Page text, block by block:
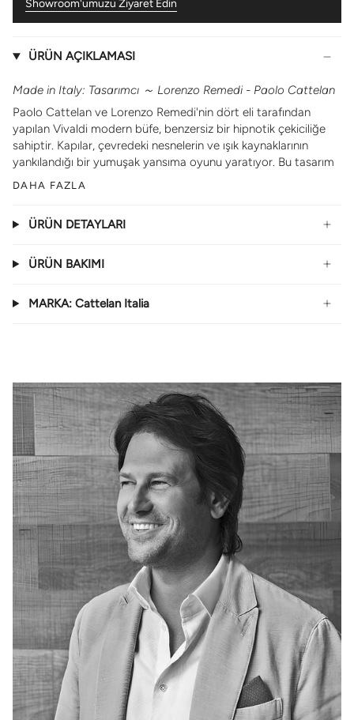
Showroom'umuzu Ziyaret Edin
ÜRÜN AÇIKLAMASI
Made in Italy: Tasarımcı ～ Lorenzo Remedi - Paolo Cattelan
Paolo Cattelan ve Lorenzo Remedi'nin dört eli tarafından
yapılan Vivaldi modern büfe, benzersiz bir hipnotik çekiciliğe
sahiptir. Kapılar, çevredeki nesnelerin ve ışık kaynaklarının
yankılandığı bir yumuşak yansıma oyunu yaratıyor. Bu tasarım
DAHA FAZLA
ÜRÜN DETAYLARI
ÜRÜN BAKIMI
MARKA: Cattelan Italia